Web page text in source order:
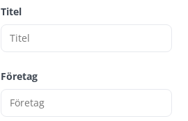
Titel
Företag